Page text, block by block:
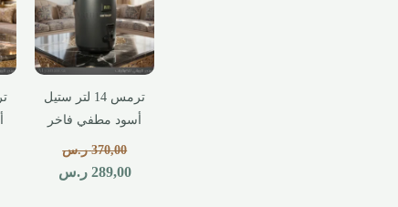
ترمس 14 لتر ستيل
أسود مطفي فاخر
370,00 ر.س
289,00 ر.س